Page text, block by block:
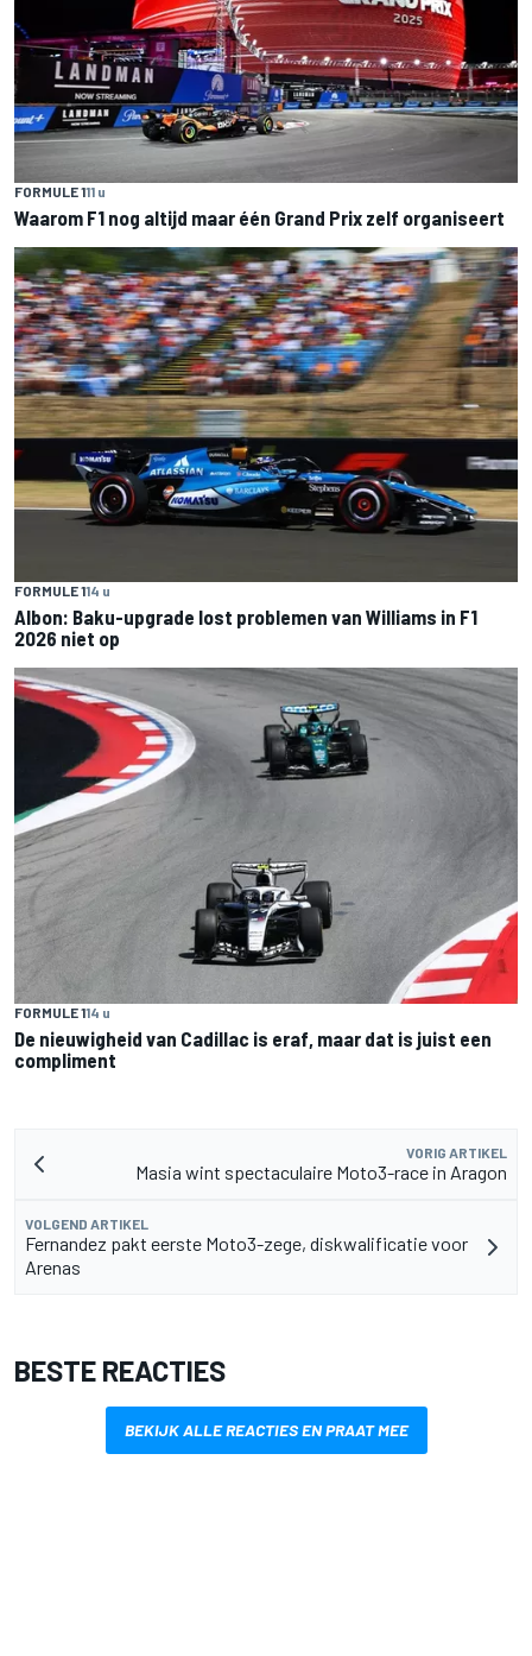
FORMULE 111 u
Waarom F1 nog altijd maar één Grand Prix zelf organiseert
FORMULE 114 u
Albon: Baku-upgrade lost problemen van Williams in F1
2026 niet op
FORMULE 114 u
De nieuwigheid van Cadillac is eraf, maar dat is juist een
compliment
VORIG ARTIKEL
Masia wint spectaculaire Moto3-race in Aragon
VOLGEND ARTIKEL
Fernandez pakt eerste Moto3-zege, diskwalificatie voor
Arenas
BESTE REACTIES
BEKIJK ALLE REACTIES EN PRAAT MEE